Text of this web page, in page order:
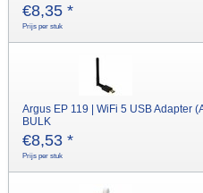
€8,35 *
Prijs per stuk
Argus EP 119 | WiFi 5 USB Adapter
BULK
€8,53 *
Prijs per stuk